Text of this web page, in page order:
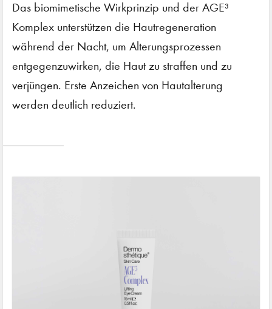
Das biomimetische Wirkprinzip und der AGE³
Komplex unterstützen die Hautregeneration
während der Nacht, um Alterungsprozessen
entgegenzuwirken, die Haut zu straffen und zu
verjüngen. Erste Anzeichen von Hautalterung
werden deutlich reduziert.